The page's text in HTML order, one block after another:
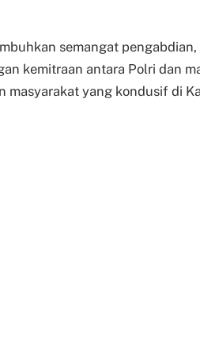
semangat pengabdian,
kemitraan antara Polri dan
yang kondusif di